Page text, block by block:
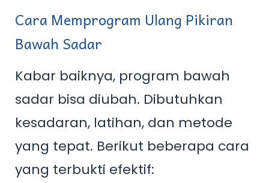
Cara Memprogram Ulang Pikiran
Bawah Sadar
Kabar baiknya, program bawah
sadar bisa diubah. Dibutuhkan
kesadaran, latihan, dan metode
yang tepat. Berikut beberapa cara
yang terbukti efektif: